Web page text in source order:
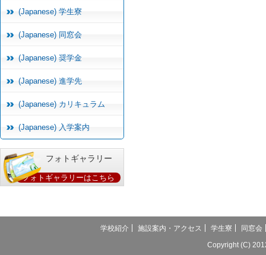
(Japanese) 学生寮
(Japanese) 同窓会
(Japanese) 奨学金
(Japanese) 進学先
(Japanese) カリキュラム
(Japanese) 入学案内
フォトギャラリー
フォトギャラリーはこちら
学校紹介 施設案内・アクセス 学生寮 同窓会
Copyright (C)